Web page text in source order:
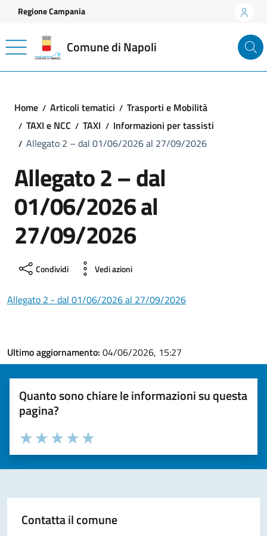
Vai ai contenuti
Vai al footer
Regione Campania
Comune di Napoli
Home Articoli tematici
Trasporti e Mobilità
TAXI e NCC
TAXI
Informazioni per tassisti
Allegato 2 – dal 01/06/2026 al 27/09/2026
Allegato 2 – dal
01/06/2026 al
27/09/2026
Condividi Vedi azioni
Allegato 2 - dal 01/06/2026 al 27/09/2026
Ultimo aggiornamento: 04/06/2026, 15:27
Quanto sono chiare le informazioni su questa
pagina?
Valuta la chiarezza delle informazioni (da 1 a 5 stelle)
Seleziona il numero di stelle per valutare la chiarezza delle
Valuta 5 stelle su 5
Valuta 4 stelle su 5
Valuta 3 stelle su 5
Valuta 2 stelle su 5
Valuta 1 stelle su 5
Contatta il comune